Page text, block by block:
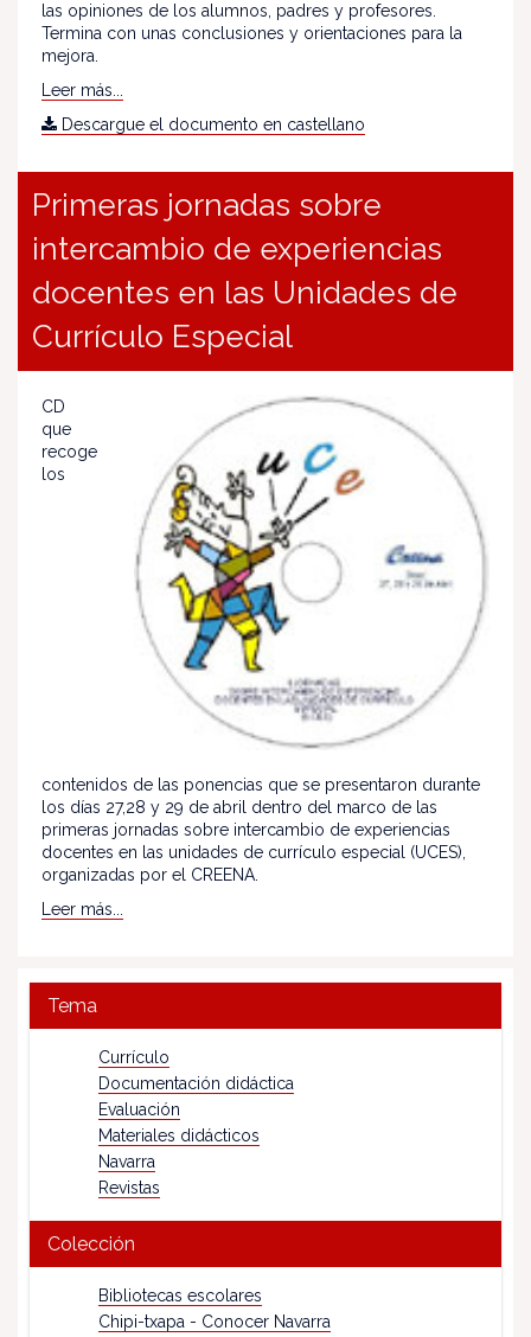
las opiniones de los alumnos, padres y profesores.
Termina con unas conclusiones y orientaciones para la
mejora.
Leer más...
Descargue el documento en castellano
Primeras jornadas sobre
intercambio de experiencias
docentes en las Unidades de
Currículo Especial
CD
que
recoge
los
contenidos de las ponencias que se presentaron durante
los días 27,28 y 29 de abril dentro del marco de las
primeras jornadas sobre intercambio de experiencias
docentes en las unidades de currículo especial (UCES),
organizadas por el CREENA.
Leer más...
Tema
Currículo
Documentación didáctica
Evaluación
Materiales didácticos
Navarra
Revistas
Colección
Bibliotecas escolares
Chipi-txapa - Conocer Navarra